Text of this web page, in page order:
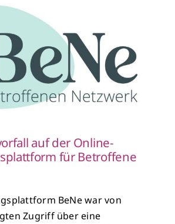
auf der Online-
für Betroffene
BeNe war von
Zugriff über eine